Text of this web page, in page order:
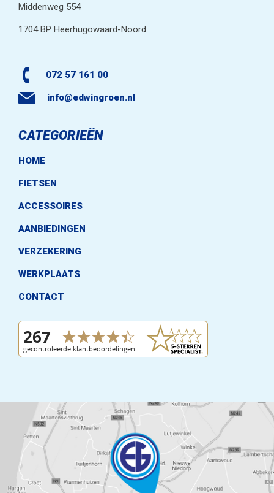
Middenweg 554
1704 BP Heerhugowaard-Noord
072 57 161 00
info@edwingroen.nl
CATEGORIEËN
HOME
FIETSEN
ACCESSOIRES
AANBIEDINGEN
VERZEKERING
WERKPLAATS
CONTACT